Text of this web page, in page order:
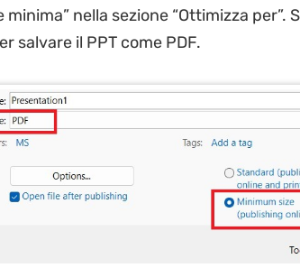
minima” nella sezione “Ottimizza
salvare il PPT come PDF.